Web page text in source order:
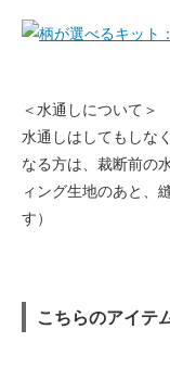
＜水通しについて＞
水通しはしてもしな
なる方は、裁断前の
ィング生地のあと、
す）
こちらのアイテ